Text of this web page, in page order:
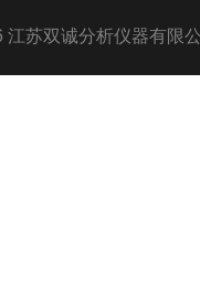
苏双诚分析仪器有限